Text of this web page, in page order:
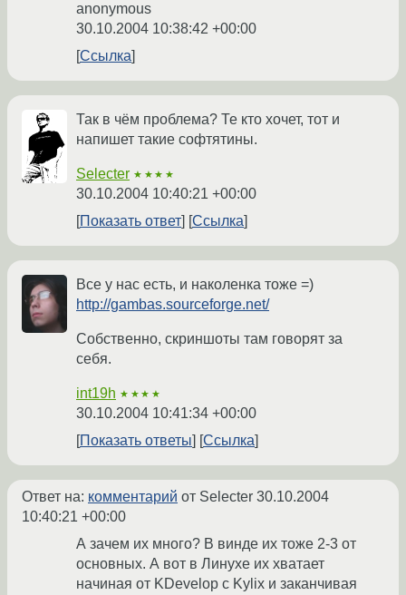
anonymous
30.10.2004 10:38:42 +00:00
Ссылка
Так в чём проблема? Те кто хочет, тот и
напишет такие софтятины.
Selecter ★★★★
30.10.2004 10:40:21 +00:00
Показать ответ
Ссылка
Все у нас есть, и наколенка тоже =)
http://gambas.sourceforge.net/
Собственно, скриншоты там говорят за
себя.
int19h ★★★★
30.10.2004 10:41:34 +00:00
Показать ответы
Ссылка
Ответ на: комментарий от Selecter 30.10.2004
10:40:21 +00:00
А зачем их много? В винде их тоже 2-3 от
основных. А вот в Линухе их хватает
начиная от KDevelop с Kylix и заканчивая